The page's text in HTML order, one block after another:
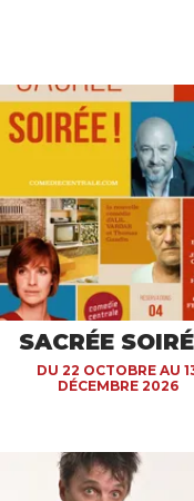
SACRÉE
DU 22 OCTOBRE AU
DÉCEMBRE 2026